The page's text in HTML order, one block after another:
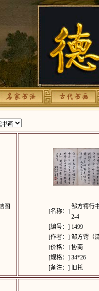
图
[名称：]
邹方锷行
2-4
[编号：] 1499
[作者：]邹方锷（
[价格：]协商
[规格：]34*26
[备注：]
旧托